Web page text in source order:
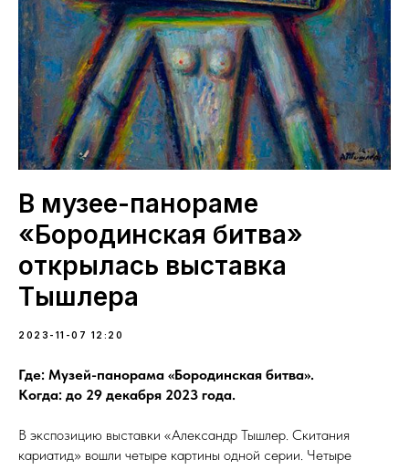
В музее-панораме
«Бородинская битва»
открылась выставка
Тышлера
2023-11-07 12:20
Где: Музей-панорама «Бородинская битва».
Когда: до 29 декабря 2023 года.
В экспозицию выставки «Александр Тышлер. Скитания
кариатид» вошли четыре картины одной серии. Четыре